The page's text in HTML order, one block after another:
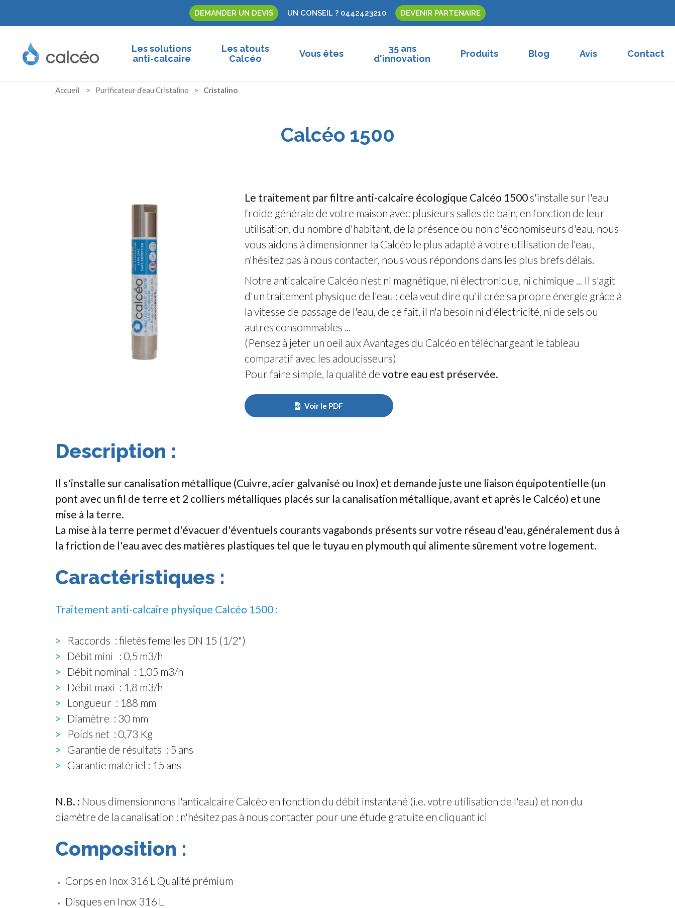
DEMANDER UN DEVIS UN CONSEIL ? 0442423210 DEVENIR PARTENAIRE
Les solutions
anti-calcaire
Les atouts
Calcéo
Vous êtes
35 ans
d'innovation
Produits Blog Avis Contact
Accueil Purificateur d'eau Cristalino Cristalino
Calcéo 1500
Le traitement par filtre anti-calcaire écologique Calcéo 1500 s'installe sur l'eau
froide générale de votre maison avec plusieurs salles de bain, en fonction de leur
utilisation, du nombre d'habitant, de la présence ou non d'économiseurs d'eau, nous
vous aidons à dimensionner la Calcéo le plus adapté à votre utilisation de l'eau
n'hésitez pas à nous contacter , nous vous répondons dans les plus brefs délais.
Notre anticalcaire Calcéo n'est ni magnétique, ni électronique, ni chimique ... Il s'agit
d'un traitement physique de l'eau : cela veut dire qu'il crée sa propre énergie grâce à
la vitesse de passage de l'eau, de ce fait, il n'a besoin ni d'électricité, ni de sels ou
autres consommables ...
(Pensez à jeter un oeil aux Avantages du Calcéo en téléchargeant le tableau
comparatif avec les adoucisseurs)
Pour faire simple, la qualité de votre eau est préservée.
Voir le PDF
Description :
Il s'installe sur canalisation métallique (Cuivre, acier galvanisé ou Inox) et demande juste une liaison équipotentielle (un
pont avec un fil de terre et 2 colliers métalliques placés sur la canalisation métallique, avant et après le Calcéo) et une
mise à la terre.
La mise à la terre permet d'évacuer d'éventuels courants vagabonds présents sur votre réseau d'eau, généralement dus à
la friction de l'eau avec des matières plastiques tel que le tuyau en plymouth qui alimente sûrement votre logement.
Caractéristiques :
Traitement anti-calcaire physique Calcéo 1500 :
> Raccords : filetés femelles DN 15 (1/2")
> Débit mini : 0,5 m3/h
> Débit nominal : 1,05 m3/h
> Débit maxi : 1,8 m3/h
> Longueur : 188 mm
> Diamètre : 30 mm
> Poids net : 0,73 Kg
> Garantie de résultats : 5 ans
> Garantie matériel : 15 ans
N.B. : Nous dimensionnons l'anticalcaire Calcéo en fonction du débit instantané (i.e. votre utilisation de l'eau) et non du
diamètre de la canalisation : n'hésitez pas à nous contacter pour une étude gratuite en cliquant ici
Composition :
Corps en Inox 316 L Qualité prémium
Disques en Inox 316 L